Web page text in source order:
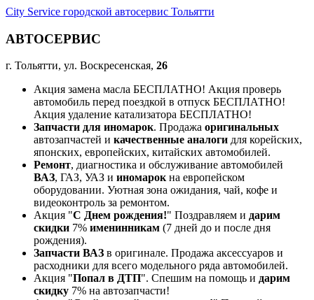
City Service городской автосервис Тольятти
АВТОСЕРВИС
г. Тольятти, ул. Воскресенская, 26
Акция замена масла БЕСПЛАТНО! Акция проверь
автомобиль перед поездкой в отпуск БЕСПЛАТНО!
Акция удаление катализатора БЕСПЛАТНО!
Запчасти для иномарок. Продажа оригинальных
автозапчастей и качественные аналоги для корейских,
японских, европейских, китайских автомобилей.
Ремонт, диагностика и обслуживание автомобилей
ВАЗ, ГАЗ, УАЗ и иномарокна европейском
оборудовании. Уютная зона ожидания, чай, кофе и
видеоконтроль за ремонтом.
Акция "С Днем рождения!" Поздравляем и дарим
скидки 7% именинникам (7 дней до и после дня
рождения).
Запчасти ВАЗ в оригинале. Продажа аксессуаров и
расходники для всего модельного ряда автомобилей.
Акция "Попал в ДТП". Спешим на помощь и дарим
скидку 7% на автозапчасти!